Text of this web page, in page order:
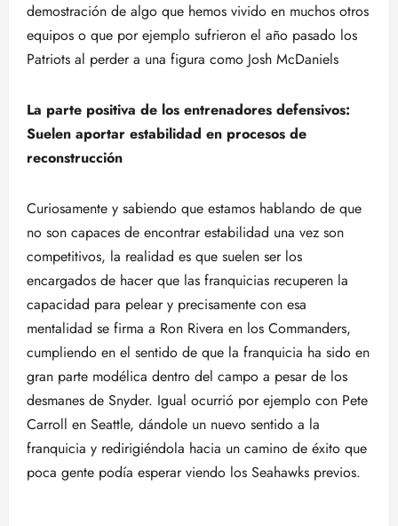
demostración de algo que hemos vivido en muchos otros
equipos o que por ejemplo sufrieron el año pasado los
Patriots al perder a una figura como Josh McDaniels
La parte positiva de los entrenadores defensivos:
Suelen aportar estabilidad en procesos de
reconstrucción
Curiosamente y sabiendo que estamos hablando de que
no son capaces de encontrar estabilidad una vez son
competitivos, la realidad es que suelen ser los
encargados de hacer que las franquicias recuperen la
capacidad para pelear y precisamente con esa
mentalidad se firma a Ron Rivera en los Commanders,
cumpliendo en el sentido de que la franquicia ha sido en
gran parte modélica dentro del campo a pesar de los
desmanes de Snyder. Igual ocurrió por ejemplo con Pete
Carroll en Seattle, dándole un nuevo sentido a la
franquicia y redirigiéndola hacia un camino de éxito que
poca gente podía esperar viendo los Seahawks previos.